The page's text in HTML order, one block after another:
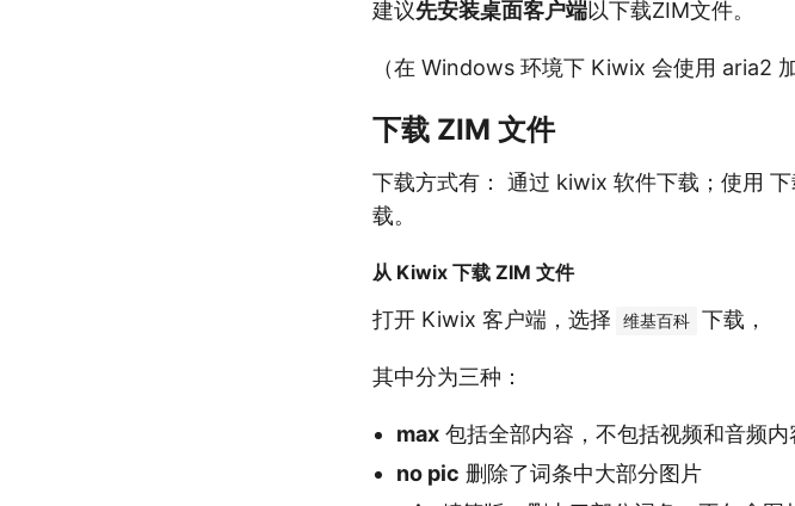
建议先安装桌面客户端以下载ZIM文件。
（在 Windows 环境下 Kiwix 会使用 aria2
下载 ZIM 文件
下载方式有： 通过 kiwix 软件下载；使用
载。
从 Kiwix 下载 ZIM 文件
打开 Kiwix 客户端，选择 维基百科 下载，
其中分为三种：
max 包括全部内容，不包括视频和音频内
no pic 删除了词条中大部分图片